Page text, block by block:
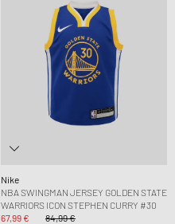
Nike
NBA SWINGMAN JERSEY GOLDEN STATE
WARRIORS ICON STEPHEN CURRY #30
67,99 €
84,99 €